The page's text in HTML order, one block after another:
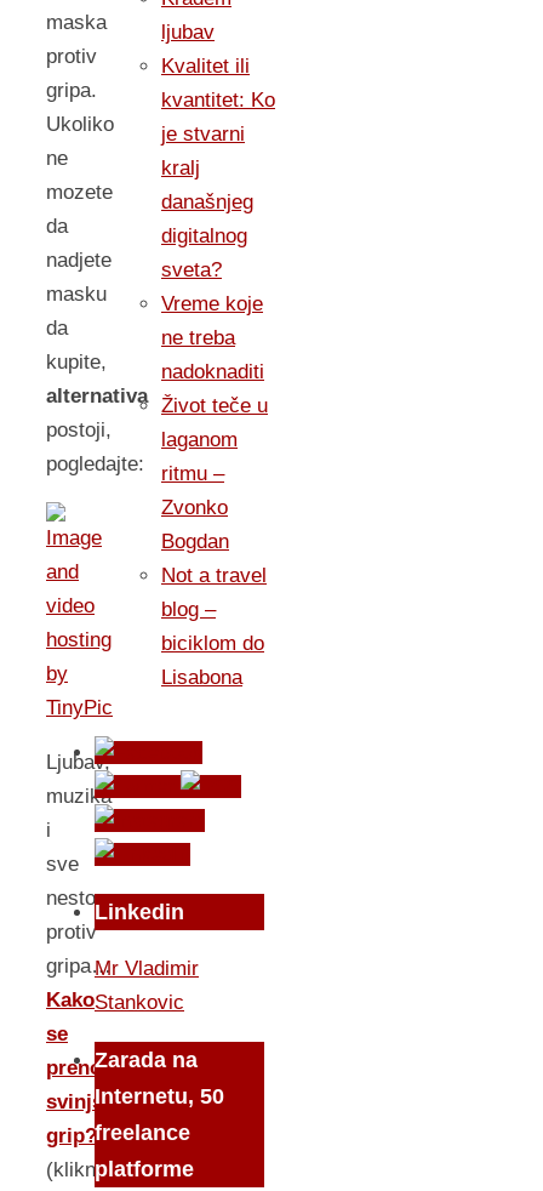
maska
protiv
gripa.
Ukoliko
ne
mozete
da
nadjete
masku
da
kupite,
alternativa
postoji,
pogledajte:
Ljubav,
muzika
i
sve
nesto
protiv
gripa…
Kako
se
prenosi
svinjski
grip?
(klikni
ljubav
Kvalitet ili
kvantitet: Ko
je stvarni
kralj
današnjeg
digitalnog
sveta?
Vreme koje
ne treba
nadoknaditi
Život teče u
laganom
ritmu –
Zvonko
Bogdan
Not a travel
blog –
biciklom do
Lisabona
Linkedin
Mr Vladimir
Stankovic
Zarada na
Internetu, 50
freelance
platforme